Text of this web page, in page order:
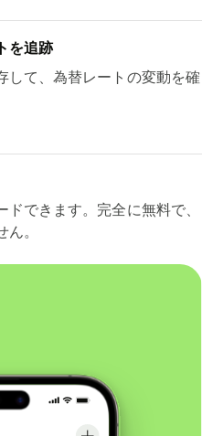
を追跡
して、為替レートの変動を確
できます。完全に無料で、
。